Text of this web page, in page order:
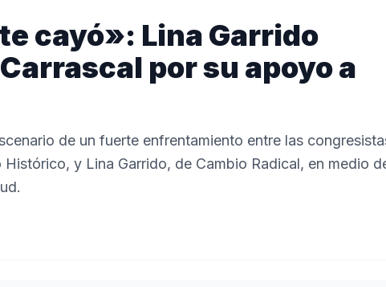
cayó»: Lina Garrido
por su apoyo a
de un fuerte enfrentamiento entre las
y Lina Garrido, de Cambio Radical, en medio